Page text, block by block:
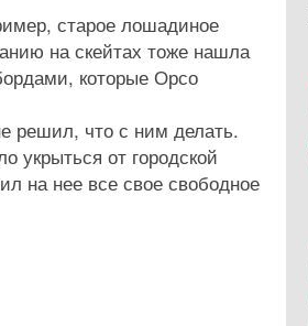
старое лошадиное
на скейтах тоже нашла
которые Орсо
решил, что с ним делать.
укрыться от городской
на нее все свое свободное